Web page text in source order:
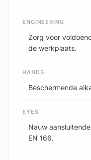
ENGINEERING
Zorg voor
de werkplaats.
HANDS
Beschermende
EYES
Nauw
EN 166.